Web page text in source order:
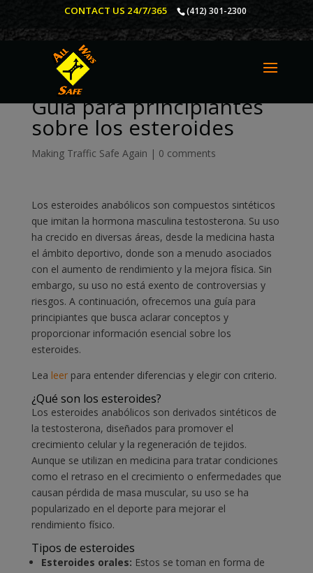
CONTACT US 24/7/365 (412) 301-2300
Guía para principiantes
sobre los esteroides
Making Traffic Safe Again | 0 comments
Los esteroides anabólicos son compuestos sintéticos
que imitan la hormona masculina testosterona. Su uso
ha crecido en diversas áreas, desde la medicina hasta
el ámbito deportivo, donde son a menudo asociados
con el aumento de rendimiento y la mejora física. Sin
embargo, su uso no está exento de controversias y
riesgos. A continuación, ofrecemos una guía para
principiantes que busca aclarar conceptos y
proporcionar información esencial sobre los
esteroides.
Lea leerpara entender diferencias y elegir con criterio.
¿Qué son los esteroides?
Los esteroides anabólicos son derivados sintéticos de
la testosterona, diseñados para promover el
crecimiento celular y la regeneración de tejidos.
Aunque se utilizan en medicina para tratar condiciones
como el retraso en el crecimiento o enfermedades que
causan pérdida de masa muscular, su uso se ha
popularizado en el deporte para mejorar el
rendimiento físico.
Tipos de esteroides
Esteroides orales: Estos se toman en forma de